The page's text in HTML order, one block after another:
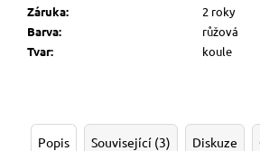
Záruka:
2 roky
Barva:
růžová
Tvar: koule
Popis Související (3) Diskuze